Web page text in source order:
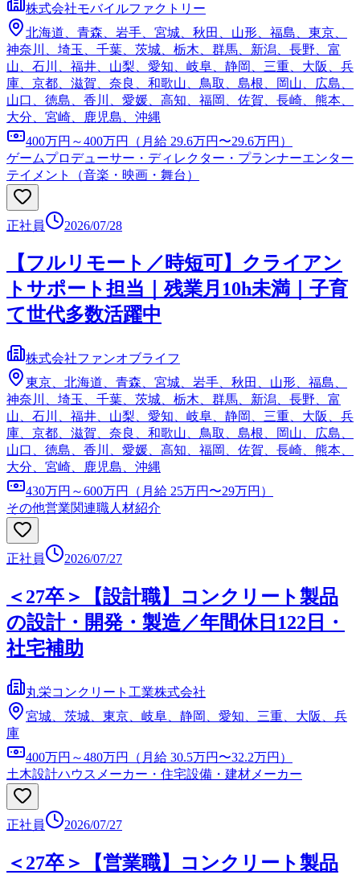
株式会社モバイルファクトリー
北海道、青森、岩手、宮城、秋田、山形、福島、東京、
神奈川、埼玉、千葉、茨城、栃木、群馬、新潟、長野、富
山、石川、福井、山梨、愛知、岐阜、静岡、三重、大阪、兵
庫、京都、滋賀、奈良、和歌山、鳥取、島根、岡山、広島、
山口、徳島、香川、愛媛、高知、福岡、佐賀、長崎、熊本、
大分、宮崎、鹿児島、沖縄
400万円～400万円（月給 29.6万円〜29.6万円）
ゲームプロデューサー・ディレクター・プランナーエンター
テイメント（音楽・映画・舞台）
正社員 2026/07/28
【フルリモート／時短可】クライアン
トサポート担当｜残業月10h未満｜子育
て世代多数活躍中
株式会社ファンオブライフ
東京、北海道、青森、宮城、岩手、秋田、山形、福島、
神奈川、埼玉、千葉、茨城、栃木、群馬、新潟、長野、富
山、石川、福井、山梨、愛知、岐阜、静岡、三重、大阪、兵
庫、京都、滋賀、奈良、和歌山、鳥取、島根、岡山、広島、
山口、徳島、香川、愛媛、高知、福岡、佐賀、長崎、熊本、
大分、宮崎、鹿児島、沖縄
430万円～600万円（月給 25万円〜29万円）
その他営業関連職人材紹介
正社員 2026/07/27
＜27卒＞【設計職】コンクリート製品
の設計・開発・製造／年間休日122日・
社宅補助
丸栄コンクリート工業株式会社
宮城、茨城、東京、岐阜、静岡、愛知、三重、大阪、兵
庫
400万円～480万円（月給 30.5万円〜32.2万円）
土木設計ハウスメーカー・住宅設備・建材メーカー
正社員 2026/07/27
＜27卒＞【営業職】コンクリート製品